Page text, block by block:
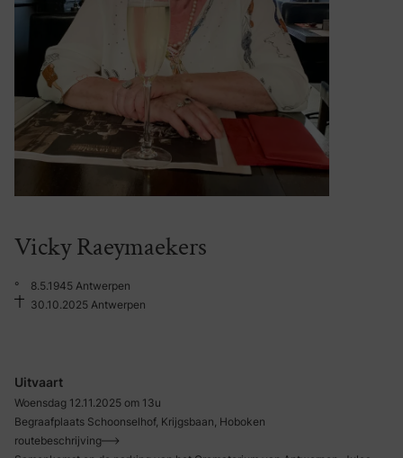
Vicky Raeymaekers
°
8.5.1945 Antwerpen
30.10.2025 Antwerpen
Uitvaart
Woensdag 12.11.2025 om 13u
Begraafplaats Schoonselhof, Krijgsbaan, Hoboken
routebeschrijving